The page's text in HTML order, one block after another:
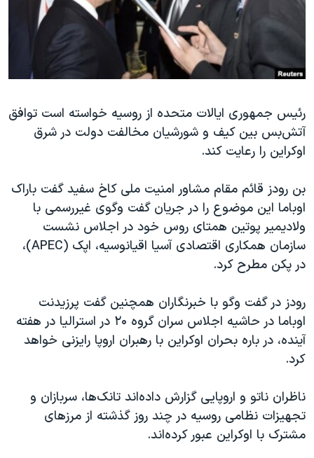
فرهنگ و زندگی
حقوق شهروندی
اقتصادی
اسرائیل در جنگ
گالری عکس
انتخابات ریاست جمهوری آمریکا ۲۰۲۴
حمله جمهوری اسلامی به اسرائیل
ورزش زنان در ایران
اعتراضات زن، زندگی، آزادی
تریبونال مردمی آبان ۹۸
دادگاه حمید نوری
چهل سال گروگان‌گیری
قانون شفافیت دارائی کادر رهبری ایران
اسرائیل در جنگ
نرگس محمدی برنده جایزه نوبل صلح
همایش محافظه‌کاران آمریکا «سی‌پک»
صفحه‌های ویژه
سفر پرزیدنت ترامپ به چین
زبانهای مختلف
رئیس جمهوری ایالات متحده از روسیه خواسته است توافق
آتش‌بس بین کیف و شورشیان مخالفت دولت در شرق
اوکراین را رعایت کند.
بن رودز قائم مقام مشاور امنیت ملی کاخ سفید گفت باراک
اوباما این موضوع را در جریان گفت وگوی غیررسمی با
ولادیمیر پوتین همتای روس خود در اجلاس نشست
سازمان همکاری اقتصادی آسیا اقیانوسیه، اپک (APEC)،
در پکن مطرح کرد.
رودز در گفت وگو با خبرنگاران همچنین گفت پرزیدنت
اوباما در حاشیه اجلاس سران گروه ۲۰ در استرالیا در هفته
آینده، در باره بحران اوکراین با رهبران اروپا رایزنی خواهد
کرد.
ناظران ناتو و اروپایی گزارش داده‌اند تانک‌ها، سربازان و
تجهیزات نظامی روسیه در چند روز گذشته از مرزهای
مشترک با اوکراین عبور کرده‌اند.